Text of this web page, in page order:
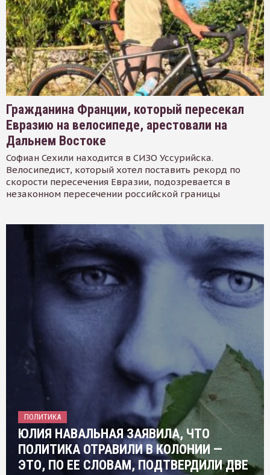
Гражданина Франции, который пересекал
Евразию на велосипеде, арестовали на
Дальнем Востоке
Софиан Сехили находится в СИЗО Уссурийска.
Велосипедист, который хотел поставить рекорд по
скорости пересечения Евразии, подозревается в
незаконном пересечении российской границы
ПОЛИТИКА
ЮЛИЯ НАВАЛЬНАЯ ЗАЯВИЛА, ЧТО
ПОЛИТИКА ОТРАВИЛИ В КОЛОНИИ —
ЭТО, ПО ЕЕ СЛОВАМ, ПОДТВЕРДИЛИ ДВЕ